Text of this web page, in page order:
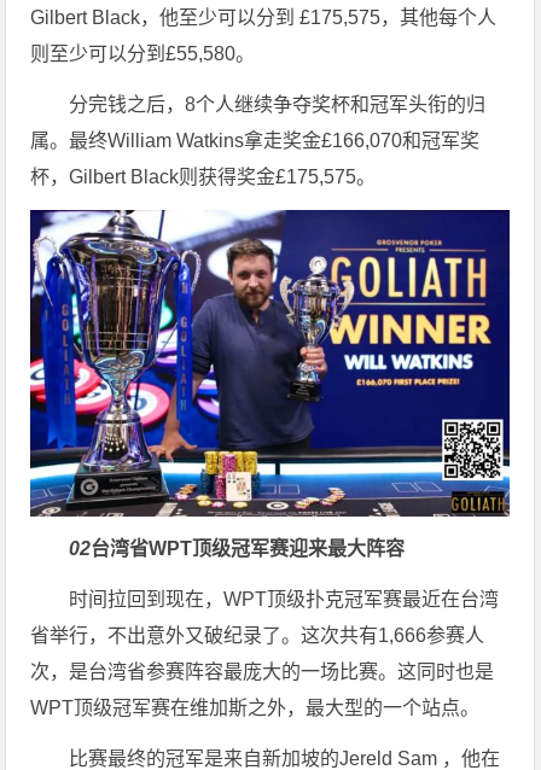
Gilbert Black，他至少可以分到 £175,575，其他每个人
则至少可以分到£55,580。
分完钱之后，8个人继续争夺奖杯和冠军头衔的归
属。最终William Watkins拿走奖金£166,070和冠军奖
杯，Gilbert Black则获得奖金£175,575。
02台湾省WPT顶级冠军赛迎来最大阵容
时间拉回到现在，WPT顶级扑克冠军赛最近在台湾
省举行，不出意外又破纪录了。这次共有1,666参赛人
次，是台湾省参赛阵容最庞大的一场比赛。这同时也是
WPT顶级冠军赛在维加斯之外，最大型的一个站点。
比赛最终的冠军是来自新加坡的Jereld Sam ，他在